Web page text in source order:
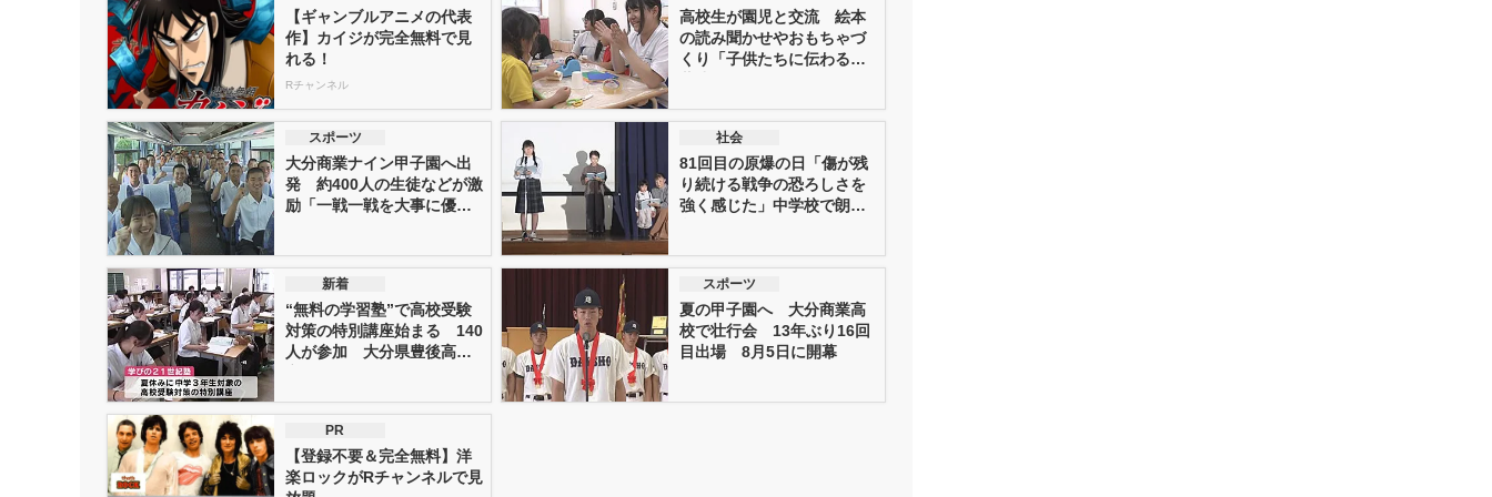
【ギャンブルアニメの代表
作】カイジが完全無料で見
れる！
Rチャンネル
高校生が園児と交流 絵本
の読み聞かせやおもちゃづ
くり「子供たちに伝わる言
スポーツ
大分商業ナイン甲子園へ出
発 約400人の生徒などが激
励「一戦一戦を大事に優勝
社会
81回目の原爆の日「傷が残
り続ける戦争の恐ろしさを
強く感じた」中学校で朗読
新着
“無料の学習塾”で高校受験
対策の特別講座始まる 140
人が参加 大分県豊後高田
スポーツ
夏の甲子園へ 大分商業高
校で壮行会 13年ぶり16回
目出場 8月5日に開幕
PR
【登録不要＆完全無料】洋
楽ロックがRチャンネルで見